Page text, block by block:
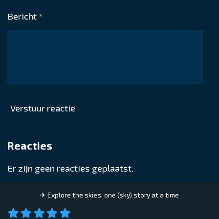
Bericht *
Verstuur reactie
Reacties
Er zijn geen reacties geplaatst.
✈ Explore the skies, one (sky) story at a time
R
1
2 3 4 5
S